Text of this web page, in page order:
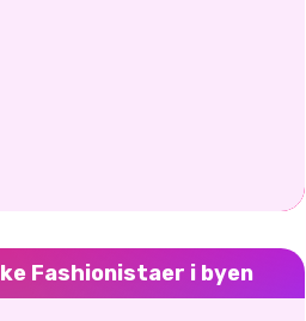
Fashionistaer i byen